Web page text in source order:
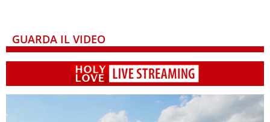
GUARDA IL VIDEO